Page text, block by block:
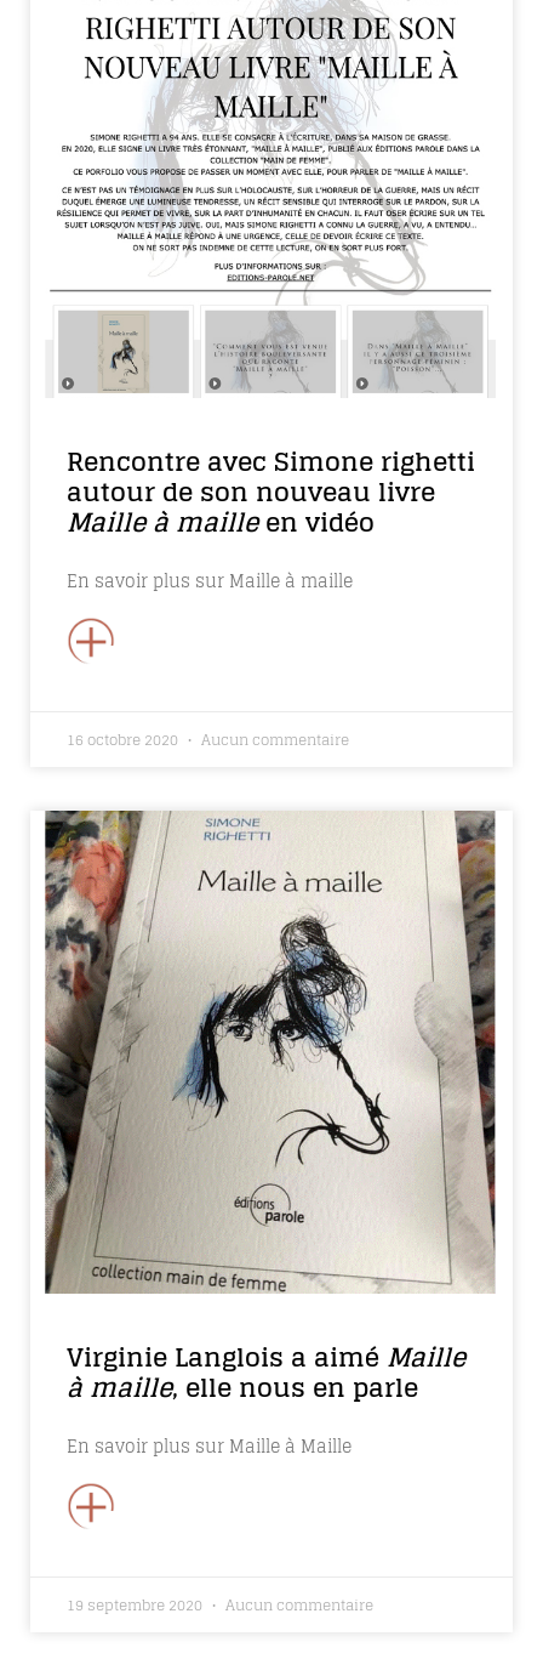
Rencontre avec Simone righetti
autour de son nouveau livre
Maille à mailleen vidéo
En savoir plus sur Maille à maille
+
16 octobre 2020 Aucun commentaire
Virginie Langlois a aimé Maille
à maille, elle nous en parle
En savoir plus sur Maille à Maille
+
19 septembre 2020 Aucun commentaire